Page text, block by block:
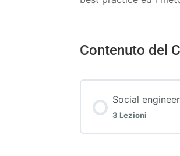
Contenuto del
Social
3 Lezioni